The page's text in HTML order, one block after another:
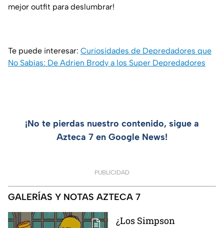
mejor outfit para deslumbrar!
Te puede interesar: Curiosidades de Depredadores que
No Sabías: De Adrien Brody a los Super Depredadores
¡No te pierdas nuestro contenido, sigue a
Azteca 7 en Google News!
PUBLICIDAD
GALERÍAS Y NOTAS AZTECA 7
¿Los Simpson